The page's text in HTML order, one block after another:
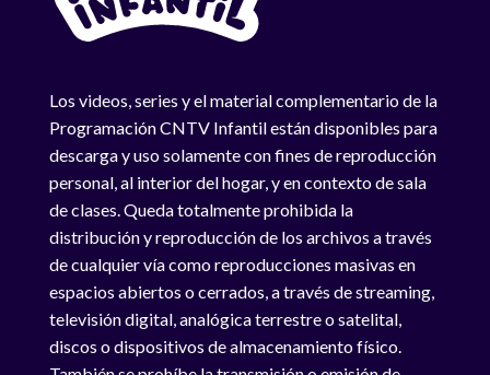
Los videos, series y el material complementario de la
Programación CNTV Infantil están disponibles para
descarga y uso solamente con fines de reproducción
personal, al interior del hogar, y en contexto de sala
de clases. Queda totalmente prohibida la
distribución y reproducción de los archivos a través
de cualquier vía como reproducciones masivas en
espacios abiertos o cerrados, a través de streaming,
televisión digital, analógica terrestre o satelital,
discos o dispositivos de almacenamiento físico.